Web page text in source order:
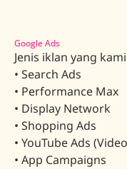
Google Ads
Jenis iklan yang
• Search Ads
• Performance Max
• Display Network
• Shopping Ads
• YouTube Ads
• App Campaigns